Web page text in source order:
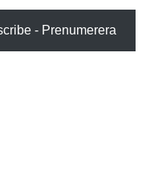
- Prenumerera